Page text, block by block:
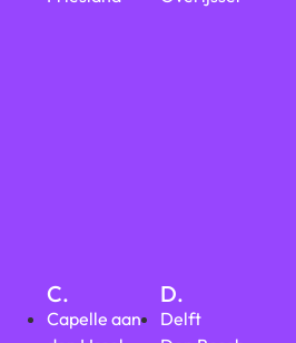
C.
Capelle aan
D.
Delft